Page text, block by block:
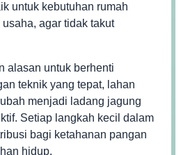
untuk kebutuhan rumah
agar tidak takut
alasan untuk berhenti
teknik yang tepat, lahan
menjadi ladang jagung
Setiap langkah kecil dalam
bagi ketahanan pangan
hidup.